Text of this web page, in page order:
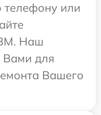
телефону или
Наш
Вами для
Вашего